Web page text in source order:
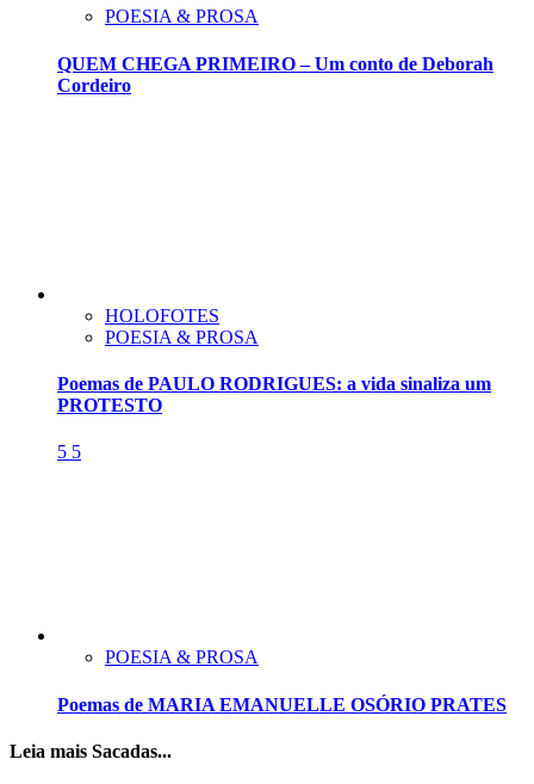
POESIA & PROSA
QUEM CHEGA PRIMEIRO – Um conto de Deborah
Cordeiro
HOLOFOTES
POESIA & PROSA
Poemas de PAULO RODRIGUES: a vida sinaliza um
PROTESTO
5 5
POESIA & PROSA
Poemas de MARIA EMANUELLE OSÓRIO PRATES
Leia mais Sacadas...